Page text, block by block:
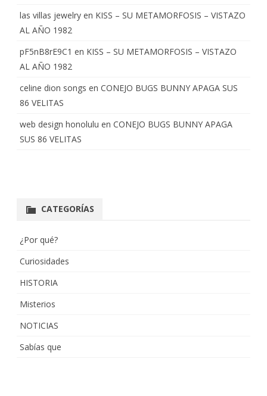
las villas jewelry en KISS – SU METAMORFOSIS – VISTAZO
AL AÑO 1982
pF5nB8rE9C1 en KISS – SU METAMORFOSIS – VISTAZO
AL AÑO 1982
celine dion songs en CONEJO BUGS BUNNY APAGA SUS
86 VELITAS
web design honolulu en CONEJO BUGS BUNNY APAGA
SUS 86 VELITAS
CATEGORÍAS
¿Por qué?
Curiosidades
HISTORIA
Misterios
NOTICIAS
Sabías que